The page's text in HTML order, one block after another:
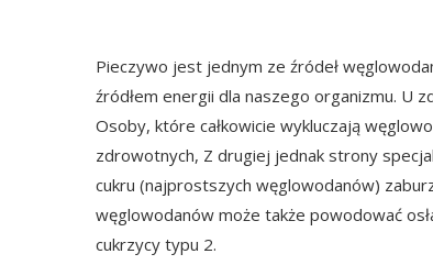
Pieczywo jest jednym ze źródeł
źródłem energii dla naszego organizmu. U
Osoby, które całkowicie wykluczają
zdrowotnych, Z drugiej jednak strony
cukru (najprostszych węglowodanów)
węglowodanów może także powodować
cukrzycy typu 2.